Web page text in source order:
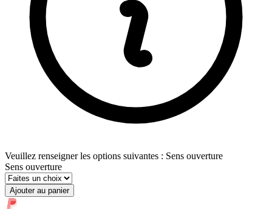
Veuillez renseigner les options suivantes : Sens ouverture
Sens ouverture
Ajouter au panier